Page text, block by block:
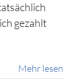
gezahlt
Mehr lesen